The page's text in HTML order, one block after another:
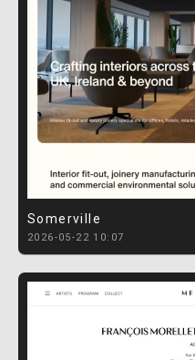
Somerville
2026-05-22 10:07